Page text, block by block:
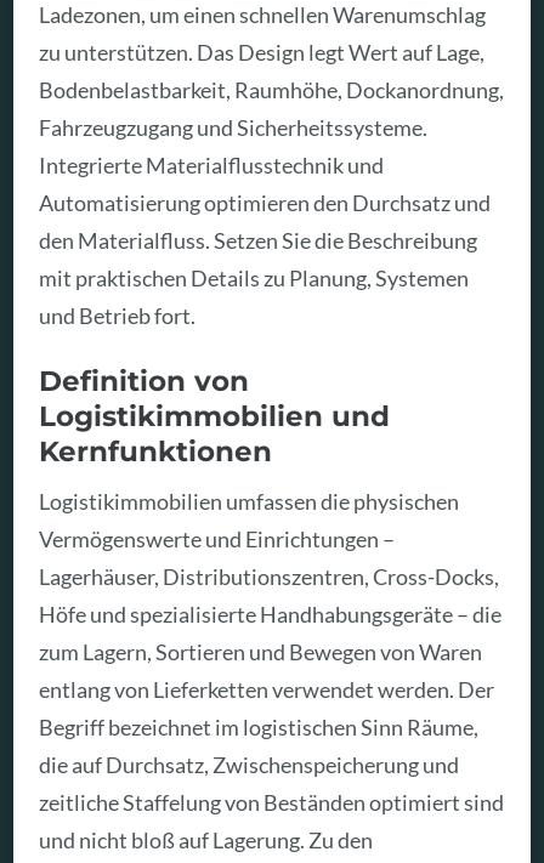
Ladezonen, um einen schnellen Warenumschlag
zu unterstützen. Das Design legt Wert auf Lage,
Bodenbelastbarkeit, Raumhöhe, Dockanordnung,
Fahrzeugzugang und Sicherheitssysteme.
Integrierte Materialflusstechnik und
Automatisierung optimieren den Durchsatz und
den Materialfluss. Setzen Sie die Beschreibung
mit praktischen Details zu Planung, Systemen
und Betrieb fort.
Definition von
Logistikimmobilien und
Kernfunktionen
Logistikimmobilien umfassen die physischen
Vermögenswerte und Einrichtungen –
Lagerhäuser, Distributionszentren, Cross-Docks,
Höfe und spezialisierte Handhabungsgeräte – die
zum Lagern, Sortieren und Bewegen von Waren
entlang von Lieferketten verwendet werden. Der
Begriff bezeichnet im logistischen Sinn Räume,
die auf Durchsatz, Zwischenspeicherung und
zeitliche Staffelung von Beständen optimiert sind
und nicht bloß auf Lagerung. Zu den